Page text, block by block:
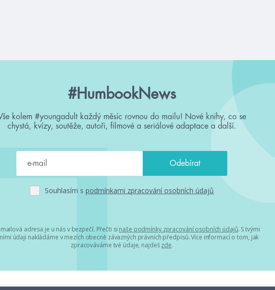
#HumbookNews
kolem #youngadult každý měsíc rovnou do mailu! Nové knihy, co se
chystá, kvízy, soutěže, autoři, filmové a seriálové adaptace a další.
Souhlasím s podmínkami zpracování osobních údajů
adresa je u nás v bezpečí. Přečti si naše podmínky zpracování osobních údajů. S tvými
údaji nakládáme v mezích obecně závazných právních předpisů. Více informací o tom, jak
zpracováváme tvé údaje, najdeš zde.